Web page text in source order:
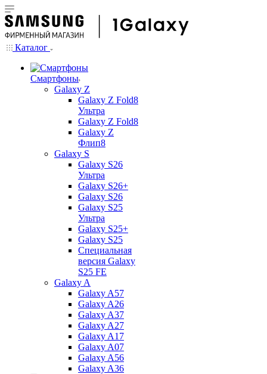
Каталог
Смартфоны
Galaxy Z
Galaxy Z Fold8
Ультра
Galaxy Z Fold8
Galaxy Z
Флип8
Galaxy S
Galaxy S26
Ультра
Galaxy S26+
Galaxy S26
Galaxy S25
Ультра
Galaxy S25+
Galaxy S25
Специальная
версия Galaxy
S25 FE
Galaxy A
Galaxy A57
Galaxy A26
Galaxy A37
Galaxy A27
Galaxy A17
Galaxy A07
Galaxy A56
Galaxy A36